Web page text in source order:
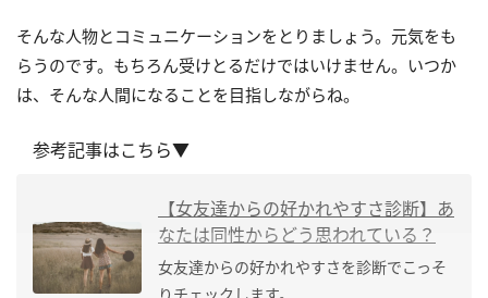
そんな人物とコミュニケーションをとりましょう。元気をも
らうのです。もちろん受けとるだけではいけません。いつか
は、そんな人間になることを目指しながらね。
参考記事はこちら▼
【女友達からの好かれやすさ診断】あ
なたは同性からどう思われている？
女友達からの好かれやすさを診断でこっそ